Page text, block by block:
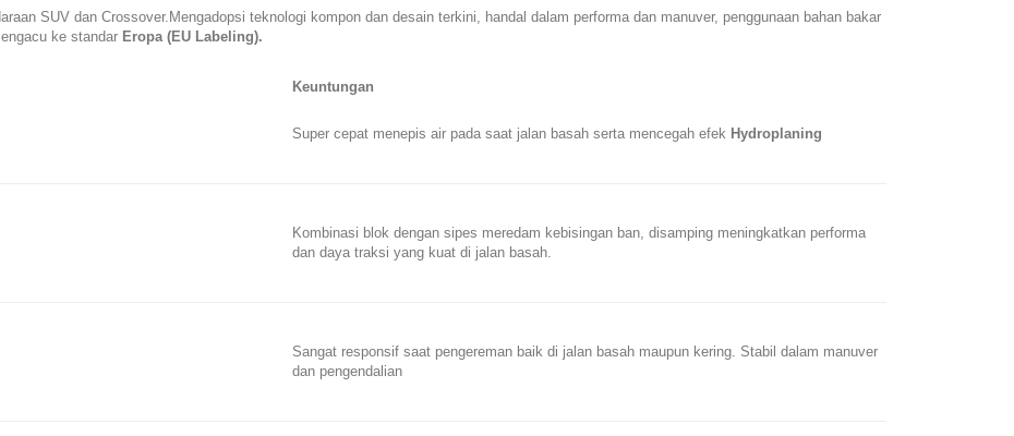
SUV dan Crossover.Mengadopsi teknologi kompon dan desain terkini, handal dalam performa dan manuver, penggunaan bahan bakar
ke standar Eropa (EU Labeling).
Keuntungan
Super cepat menepis air pada saat jalan basah serta mencegah efek Hydroplaning
Kombinasi blok dengan sipes meredam kebisingan ban, disamping meningkatkan performa
dan daya traksi yang kuat di jalan basah.
Sangat responsif saat pengereman baik di jalan basah maupun kering. Stabil dalam manuver
dan pengendalian